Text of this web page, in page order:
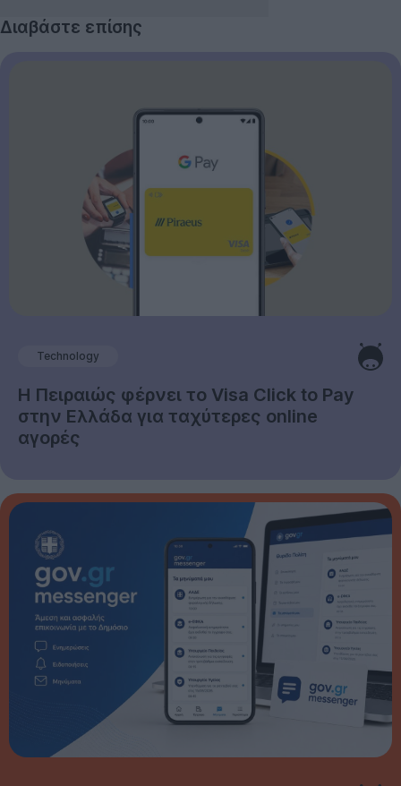
Διαβάστε επίσης
Technology
Η Πειραιώς φέρνει το Visa Click to Pay
στην Ελλάδα για ταχύτερες online
αγορές